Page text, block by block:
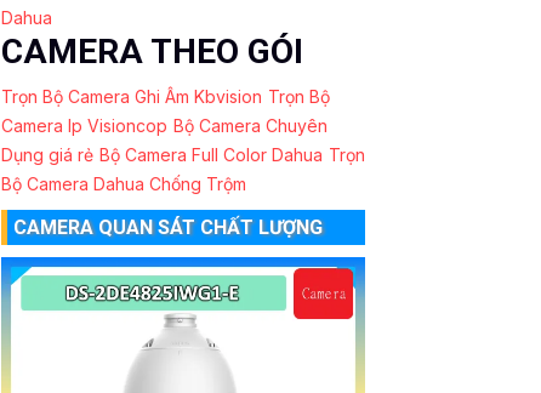
Dahua
CAMERA THEO GÓI
Trọn Bộ Camera Ghi Âm Kbvision Trọn Bộ
Camera Ip Visioncop Bộ Camera Chuyên
Dụng giá rẻ Bộ Camera Full Color Dahua Trọn
Bộ Camera Dahua Chống Trộm
CAMERA QUAN SÁT CHẤT LƯỢNG